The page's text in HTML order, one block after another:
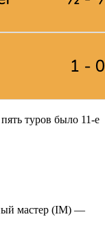
туров было 11-е
мастер (IM) —